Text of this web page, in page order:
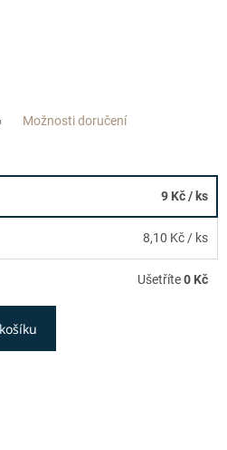
Možnosti doručení
9 Kč/ ks
8,10 Kč / ks
Ušetříte0 Kč